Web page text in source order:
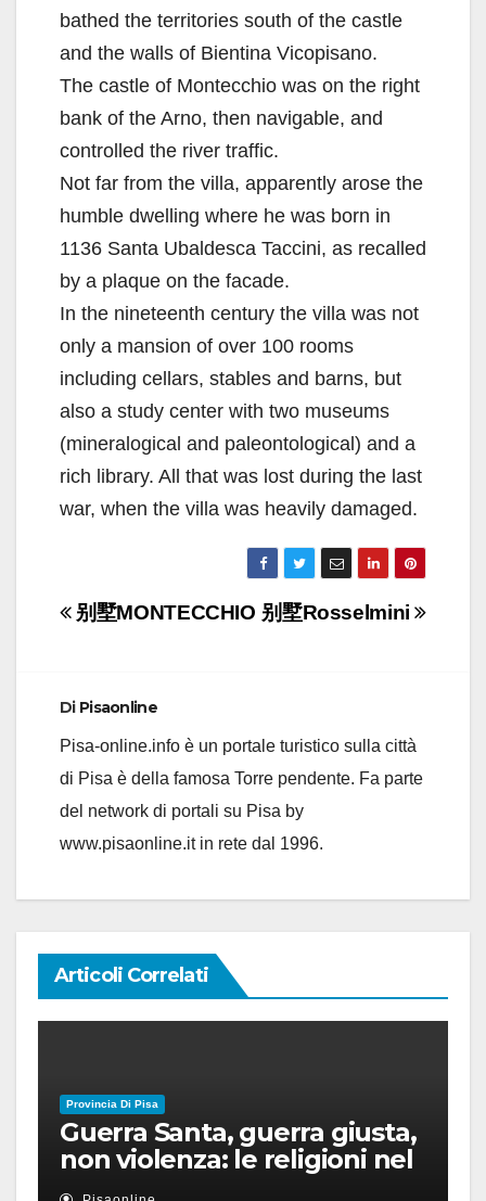
bathed the territories south of the castle
and the walls of Bientina Vicopisano.
The castle of Montecchio was on the right
bank of the Arno, then navigable, and
controlled the river traffic.
Not far from the villa, apparently arose the
humble dwelling where he was born in
1136 Santa Ubaldesca Taccini, as recalled
by a plaque on the facade.
In the nineteenth century the villa was not
only a mansion of over 100 rooms
including cellars, stables and barns, but
also a study center with two museums
(mineralogical and paleontological) and a
rich library. All that was lost during the last
war, when the villa was heavily damaged.
Navigazione别墅Rosselmini
别墅MONTECCHIO
Di Pisaonline
Pisa-online.info è un portale turistico sulla città
di Pisa è della famosa Torre pendente. Fa parte
del network di portali su Pisa by
www.pisaonline.it in rete dal 1996.
Articoli Correlati
Provincia Di Pisa
Guerra Santa, guerra giusta,
non violenza: le religioni nel
nuovo disordine mondiale